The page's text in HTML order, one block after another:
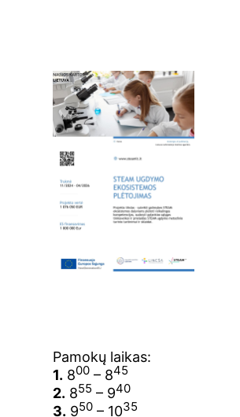
Pamokų laikas:
1. 800 – 845
2. 855 – 940
3. 950 – 1035